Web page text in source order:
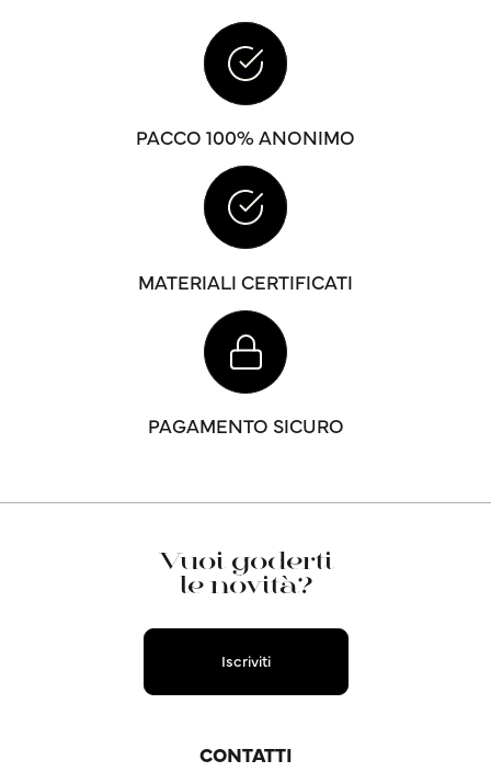
PACCO 100% ANONIMO
MATERIALI CERTIFICATI
PAGAMENTO SICURO
Vuoi goderti
le novità?
Iscriviti
CONTATTI